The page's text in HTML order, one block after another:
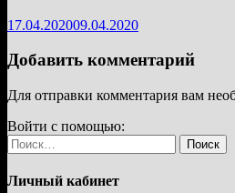
17.04.202009.04.2020
Добавить комментарий
Для отправки комментария вам
Войти с помощью:
Найти:
Личный кабинет